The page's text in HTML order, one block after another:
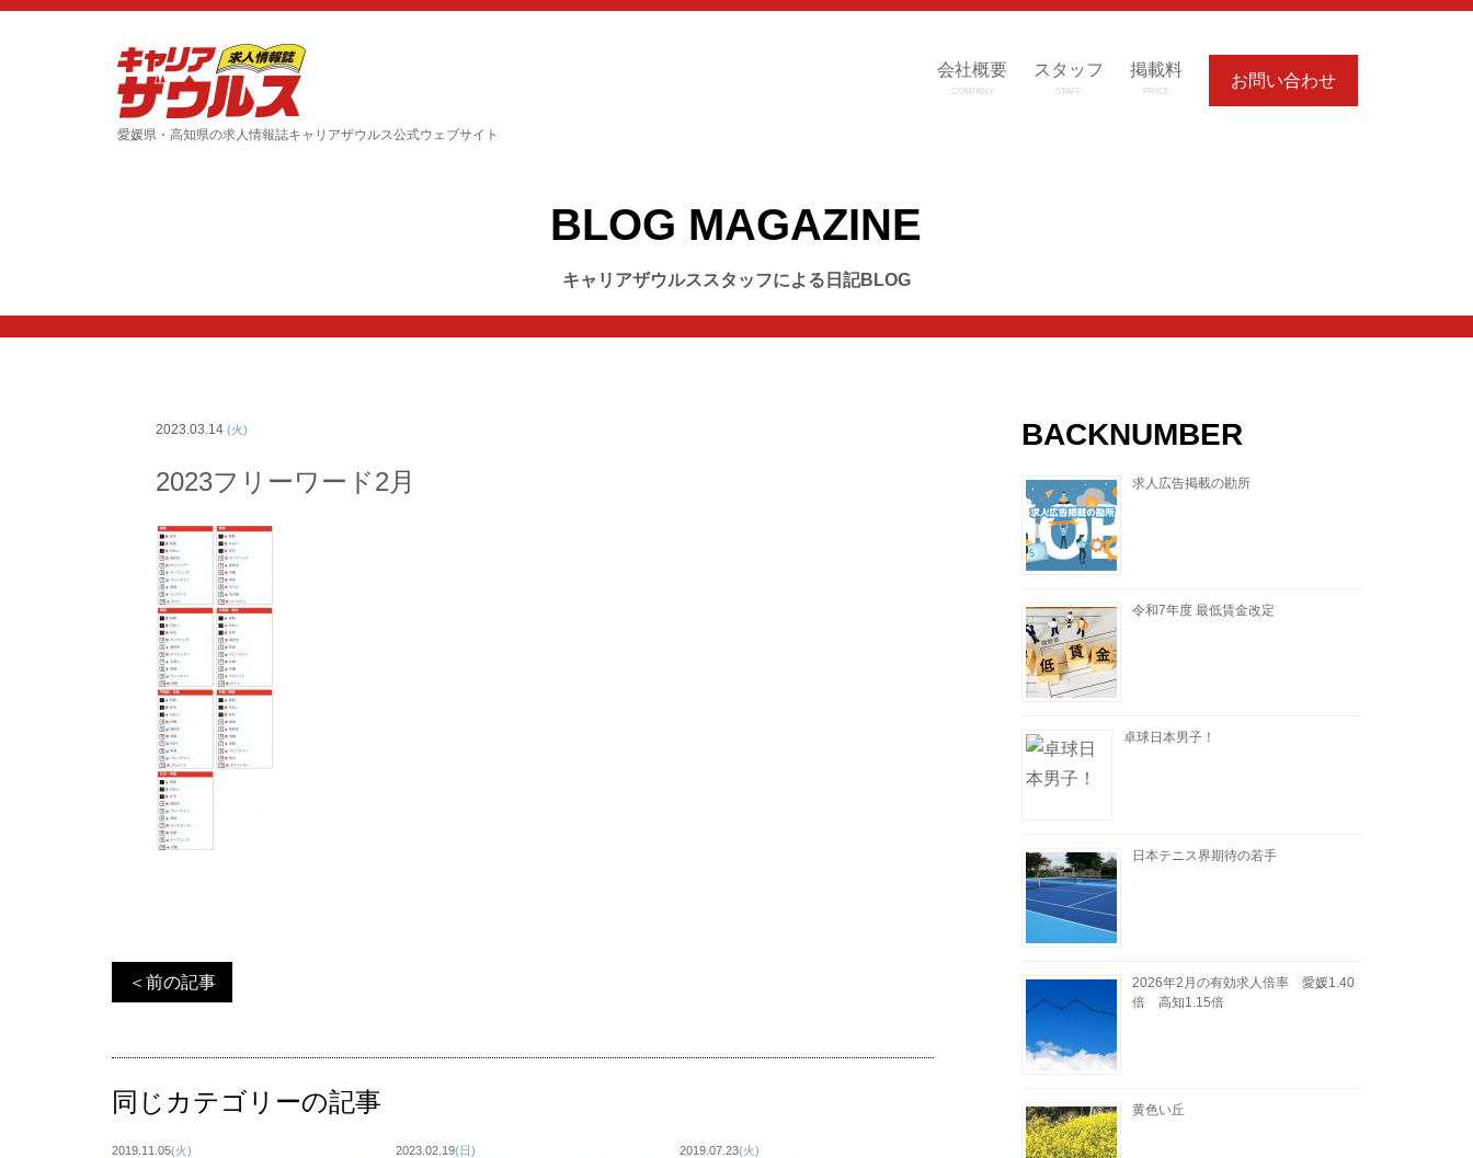
愛媛県・高知県の求人情報誌キャリアザウルス公式ウェブサイト
会社概要
COMPANY
スタッフ
STAFF
掲載料
PRICE
お問い合わせ
BLOG MAGAZINE
キャリアザウルススタッフによる日記BLOG
2023.03.14 (火)
2023フリーワード2月
＜前の記事
同じカテゴリーの記事
2019.11.05(火) 2023.02.19(日) 2019.07.23(火)
BACKNUMBER
求人広告掲載の勘所
令和7年度 最低賃金改定
卓球日本男子！
日本テニス界期待の若手
2026年2月の有効求人倍率 愛媛1.40
倍 高知1.15倍
黄色い丘